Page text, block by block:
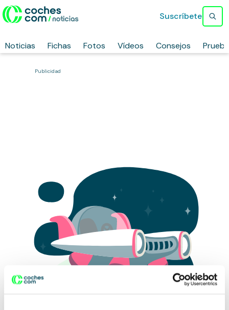
Noticias Fichas Fotos Vídeos Consejos
Suscríbete
Publicidad